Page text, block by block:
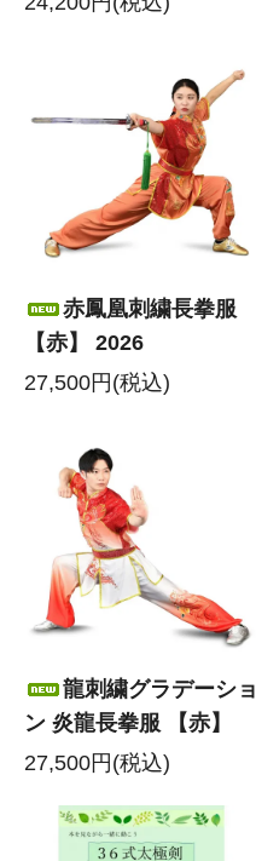
赤鳳凰刺繍長拳服
【赤】 2026
27,500円(税込)
龍刺繍グラデーショ
ン 炎龍長拳服 【赤】
27,500円(税込)